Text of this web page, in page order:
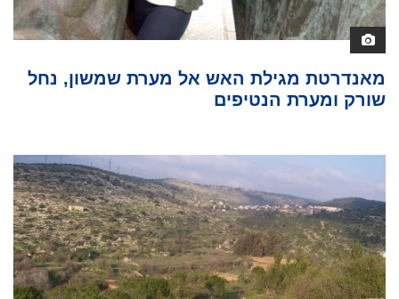
מאנדרטת מגילת האש אל מערת שמשון, נחל
שורק ומערת הנטיפים